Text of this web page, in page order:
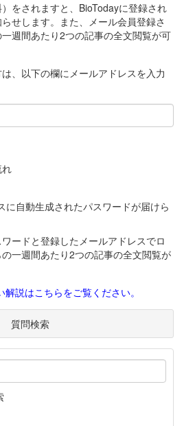
をされますと、BioTodayに登録され
せします。また、メール会員登録さ
週間あたり2つの記事の全文閲覧が可
、以下の欄にメールアドレスを入力
に自動生成されたパスワードが届けら
ードと登録したメールアドレスでロ
一週間あたり2つの記事の全文閲覧が
説はこちらをご覧ください。
質問検索